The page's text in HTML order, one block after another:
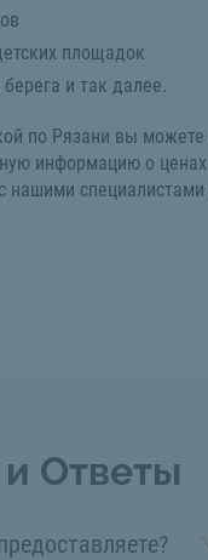
площадок
и так далее.
по Рязани вы можете
информацию о
нашими
Ответы